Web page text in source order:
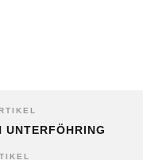
UNTERFÖHRING